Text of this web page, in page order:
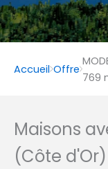
Accueil Offre
769
Maisons
(Côte d'Or)